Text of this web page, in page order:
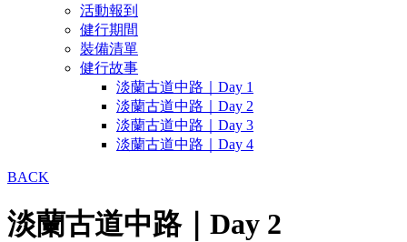
活動報到
健行期間
裝備清單
健行故事
淡蘭古道中路｜Day 1
淡蘭古道中路｜Day 2
淡蘭古道中路｜Day 3
淡蘭古道中路｜Day 4
BACK
淡蘭古道中路｜Day 2